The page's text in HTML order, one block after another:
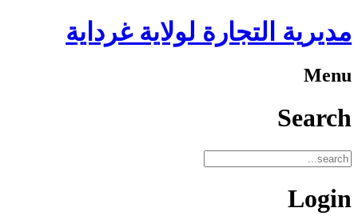
مديرية التجارة لولاية غرداية
Menu
Search
Login